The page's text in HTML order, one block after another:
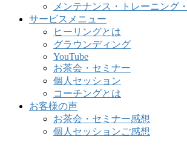
メンテナンス・トレーニング
サービスメニュー
ヒーリングとは
グラウンディング
YouTube
お茶会・セミナー
個人セッション
コーチングとは
お客様の声
お茶会・セミナー感想
個人セッションご感想